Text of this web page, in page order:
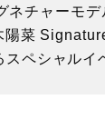
ネチャーモ
陽菜
ペシャルイ